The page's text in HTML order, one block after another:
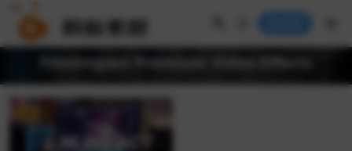
FilmImpact Premium Video Effects